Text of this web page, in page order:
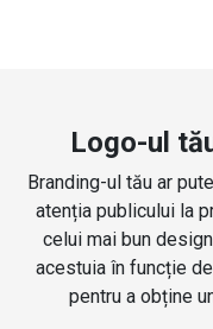
Logo-ul
Branding-ul tău ar
atenția publicului la
celui mai bun
acestuia în funcție
pentru a obține